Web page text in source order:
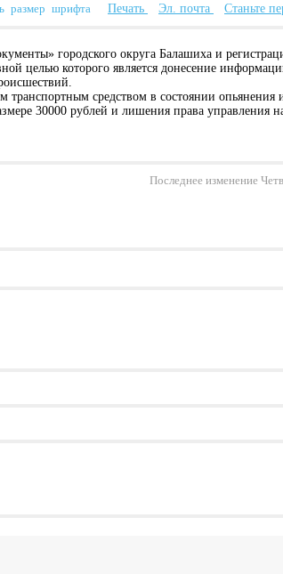
Печать Эл. почта Станьте
городского округа Балашиха и
целью которого является донесение
средством в состоянии
30000 рублей и лишения права управления
Последнее изменение